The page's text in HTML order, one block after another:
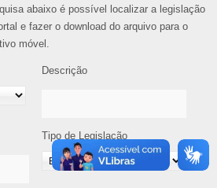
abaixo é possível localizar a legislação
e fazer o download do arquivo para o
móvel.
Descrição
Tipo de Legislação